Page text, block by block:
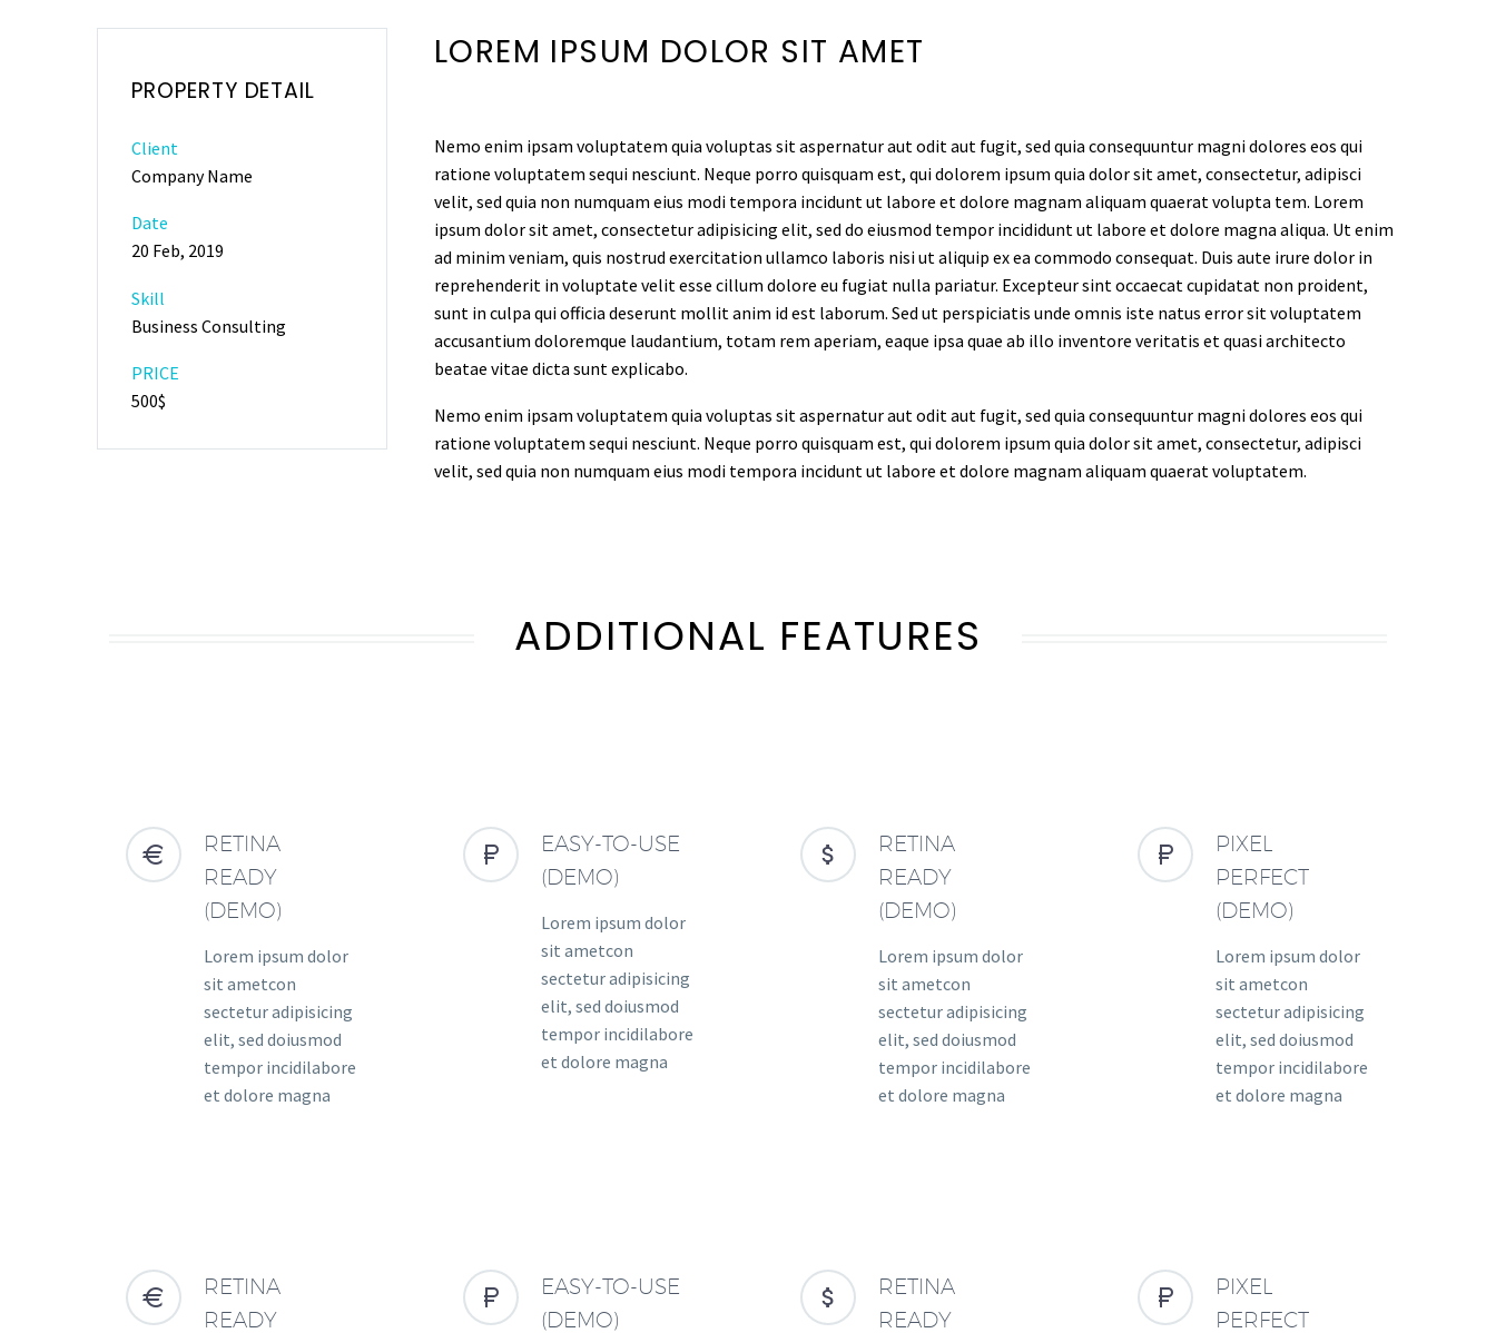
PROPERTY DETAIL
Client
Company Name
Date
20 Feb, 2019
Skill
Business Consulting
PRICE
500$
LOREM IPSUM DOLOR SIT AMET
Nemo enim ipsam voluptatem quia voluptas sit aspernatur aut odit aut fugit, sed quia consequuntur magni dolores eos qui
ratione voluptatem sequi nesciunt. Neque porro quisquam est, qui dolorem ipsum quia dolor sit amet, consectetur, adipisci
velit, sed quia non numquam eius modi tempora incidunt ut labore et dolore magnam aliquam quaerat volupta tem. Lorem
ipsum dolor sit amet, consectetur adipisicing elit, sed do eiusmod tempor incididunt ut labore et dolore magna aliqua. Ut enim
ad minim veniam, quis nostrud exercitation ullamco laboris nisi ut aliquip ex ea commodo consequat. Duis aute irure dolor in
reprehenderit in voluptate velit esse cillum dolore eu fugiat nulla pariatur. Excepteur sint occaecat cupidatat non proident,
sunt in culpa qui officia deserunt mollit anim id est laborum. Sed ut perspiciatis unde omnis iste natus error sit voluptatem
accusantium doloremque laudantium, totam rem aperiam, eaque ipsa quae ab illo inventore veritatis et quasi architecto
beatae vitae dicta sunt explicabo.
Nemo enim ipsam voluptatem quia voluptas sit aspernatur aut odit aut fugit, sed quia consequuntur magni dolores eos qui
ratione voluptatem sequi nesciunt. Neque porro quisquam est, qui dolorem ipsum quia dolor sit amet, consectetur, adipisci
velit, sed quia non numquam eius modi tempora incidunt ut labore et dolore magnam aliquam quaerat voluptatem.
ADDITIONAL FEATURES


RETINA
READY
(DEMO)
Lorem ipsum dolor
sit ametcon
sectetur adipisicing
elit, sed doiusmod
tempor incidilabore
et dolore magna


EASY-TO-USE
(DEMO)
Lorem ipsum dolor
sit ametcon
sectetur adipisicing
elit, sed doiusmod
tempor incidilabore
et dolore magna


RETINA
READY
(DEMO)
Lorem ipsum dolor
sit ametcon
sectetur adipisicing
elit, sed doiusmod
tempor incidilabore
et dolore magna


PIXEL
PERFECT
(DEMO)
Lorem ipsum dolor
sit ametcon
sectetur adipisicing
elit, sed doiusmod
tempor incidilabore
et dolore magna


RETINA
READY


EASY-TO-USE
(DEMO)


RETINA
READY


PIXEL
PERFECT